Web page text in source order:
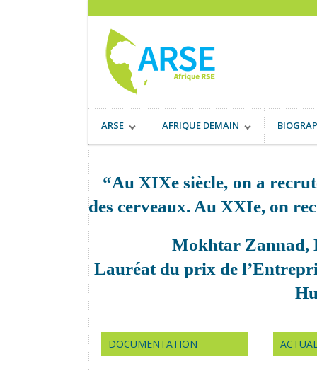
ARSE AFRIQUE DEMAIN
“Au XIXe siècle, on a
des cerveaux. Au XXIe, on
Mokhtar Zannad,
Lauréat du prix de
DOCUMENTATION